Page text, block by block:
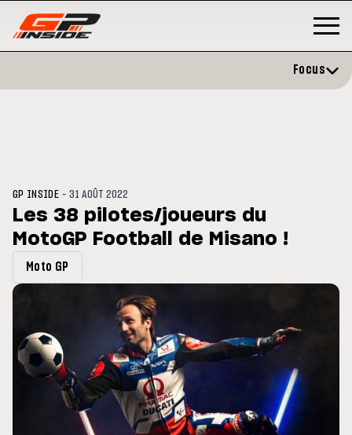
du GP de Grande-
MOTO GP
Focus
GP INSIDE -31 AOÛT 2022
Les 38 pilotes/joueurs du
MotoGP Football de Misano !
Moto GP